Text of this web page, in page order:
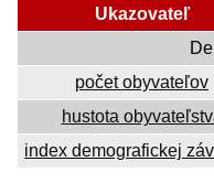
Ukazovateľ
počet obyvateľov
hustota
index demografickej